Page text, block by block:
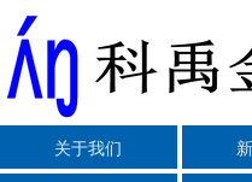
关于我们